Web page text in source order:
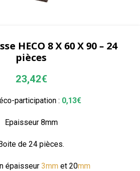
HECO 8 X 60 X 90 – 24
pièces
23,42€
participation : 0,13€
Epaisseur 8mm
de 24 pièces.
épaisseur 3mm et 20mm